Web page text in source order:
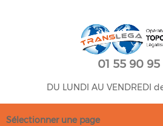
01 55 90 95
DU LUNDI AU VENDREDI
Sélectionner une page